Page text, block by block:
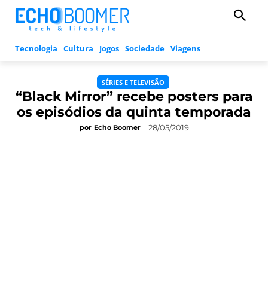
Tecnologia Cultura Jogos Sociedade Viagens
SÉRIES E TELEVISÃO
“Black Mirror” recebe posters para
os episódios da quinta temporada
por Echo Boomer 28/05/2019